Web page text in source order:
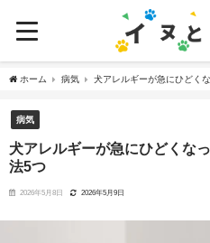
ホーム 病気 犬アレルギーが急にひどく
病気
犬アレルギーが急にひどくな
法5つ
2026年5月8日 2026年5月9日